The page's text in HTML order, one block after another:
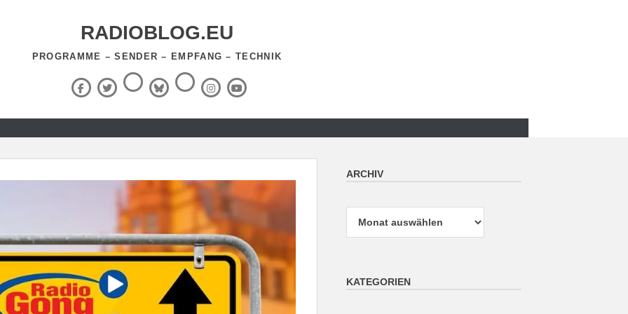
RADIOBLOG.EU
PROGRAMME – SENDER – EMPFANG – TECHNIK
Facebook
X
(Twitter)
ThreadsBlueSky
RSS-
Feed InstagramYouTube
ARCHIV
KATEGORIEN